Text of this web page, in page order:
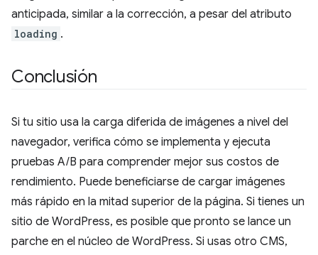
anticipada, similar a la corrección, a pesar del atributo
loading .
Conclusión
Si tu sitio usa la carga diferida de imágenes a nivel del
navegador, verifica cómo se implementa y ejecuta
pruebas A/B para comprender mejor sus costos de
rendimiento. Puede beneficiarse de cargar imágenes
más rápido en la mitad superior de la página. Si tienes un
sitio de WordPress, es posible que pronto se lance un
parche en el núcleo de WordPress. Si usas otro CMS,